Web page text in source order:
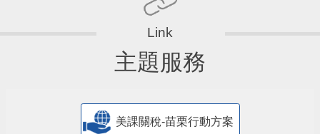
主題服務
美課關稅-苗栗行動方案